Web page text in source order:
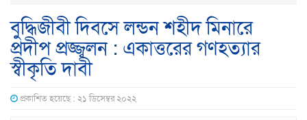
বুদ্ধিজীবী দিবসে লন্ডন শহীদ মিনারে
প্রদীপ প্রজ্জ্বলন : একাত্তরের গণহত্যার
স্বীকৃতি দাবী
প্রকাশিত হয়েছে : ২১ ডিসেম্বর ২০২২